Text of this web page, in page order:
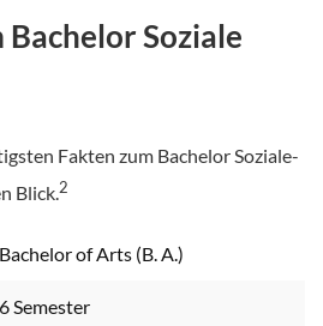
Soziale
Fakten zum Bachelor Soziale-
Blick.2
Bachelor of Arts (B. A.)
6 Semester